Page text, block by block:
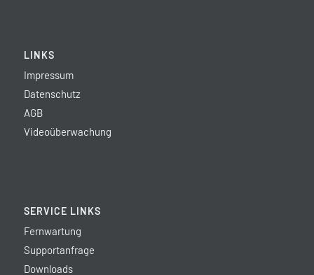
LINKS
Impressum
Datenschutz
AGB
Videoüberwachung
SERVICE LINKS
Fernwartung
Supportanfrage
Downloads